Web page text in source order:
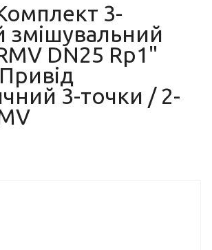
3-
змішувальний
DN25 Rp1"
3-точки / 2-